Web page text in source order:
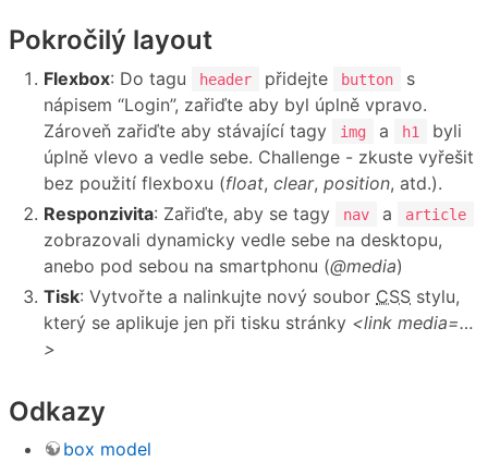
Pokročilý layout
Flexbox: Do tagu header přidejte button
s
nápisem “Login”, zařiďte aby byl úplně vpravo.
Zároveň zařiďte aby stávající tagy
img a h1
byli
úplně vlevo a vedle sebe. Challenge - zkuste vyřešit
bez použití flexboxu (float, clear, position, atd.).
Responzivita: Zařiďte, aby se tagy nav a article
zobrazovali dynamicky vedle sebe na desktopu,
anebo pod sebou na smartphonu (@media)
Tisk: Vytvořte a nalinkujte nový soubor CSS stylu,
který se aplikuje jen při tisku stránky <link media=…
>
Odkazy
box model